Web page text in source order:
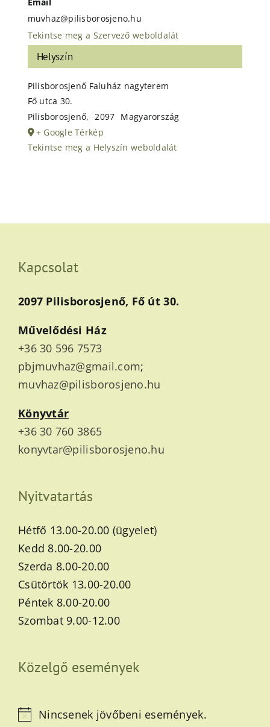
Helyszín
Pilisborosjenő Faluház nagyterem
Fő utca 30.
Pilisborosjenő, 2097 Magyarország
+ Google Térkép
Tekintse meg a Helyszín weboldalát
muvhaz@pilisborosjeno.hu
Tekintse meg a Szervező weboldalát
Kapcsolat
2097 Pilisborosjenő, Fő út 30.
Művelődési Ház
+36 30 596 7573
pbjmuvhaz@gmail.com;
muvhaz@pilisborosjeno.hu
Könyvtár
+36 30 760 3865
konyvtar@pilisborosjeno.hu
Nyitvatartás
Hétfő 13.00-20.00 (ügyelet)
Kedd 8.00-20.00
Szerda 8.00-20.00
Csütörtök 13.00-20.00
Péntek 8.00-20.00
Szombat 9.00-12.00
Közelgő események
Notice
Nincsenek jövőbeni események.